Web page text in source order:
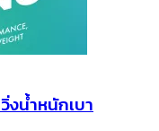
งน้ำหนักเบา